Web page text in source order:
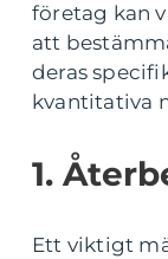
företag kan
att
deras
kvantitativa
1.
Ett viktigt